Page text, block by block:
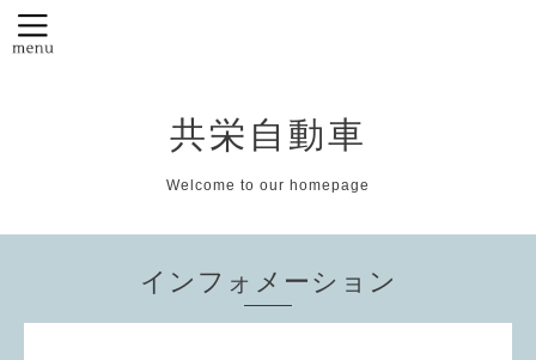
共栄自動車
Welcome to our homepage
インフォメーション